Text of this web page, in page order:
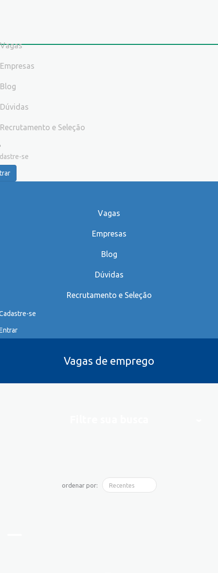
Vagas
Empresas
Blog
Dúvidas
Recrutamento e Seleção
se
Vagas
Empresas
Blog
Dúvidas
Recrutamento e Seleção
se
Vagas de emprego
ordenar por: